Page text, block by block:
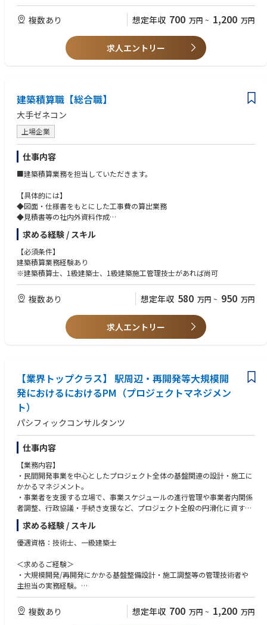
・知的財産の戦略立案
複数あり 想定年収 700 万円 ~ 1,200 万円
求人エントリー
建築積算職【総合職】
大手ゼネコン
上場企業
仕事内容
■建築積算業務を担当していただきます。
【具体的には】
◆図面・仕様書をもとにした工事費の算出業務
◆見積書等の社内外資料作成
◆協力会社との価格交渉
◆発注者、設計事務所対応
◆施工支援 等
※マンション・物流倉庫・PFI案件（給食センター・斎場等）・医療福祉
施設・ホテル等を得意としています。
求める経験 / スキル
【必須条件】
建築積算業務経験あり
※建築積算士、1級建築士、1級建築施工管理技士があれば尚可
複数あり 想定年収 580 万円 ~ 950 万円
求人エントリー
【業界トップクラス】 駅周辺・再開発等大規模開
発におけるにおけるPM（プロジェクトマネジメン
ト）
パシフィックコンサルタンツ
仕事内容
【業務内容】
・民間開発事業を中心としたプロジェクト全体の基盤関連の設計・施工に
かかるマネジメント。
・事業者を支援する立場で、事業スケジュールの進行管理や事業者内関係
者調整、行政協議・手続き支援など、プロジェクト全般の円滑化に資する
全体マネジメント。
・基盤整備工事（造成、排水、道路等）全般の設計・調整 など。
求める経験 / スキル
優遇資格：技術士、一級建築士
＜求めるご経験＞
・大規模開発/再開発にかかる基盤整備設計・施工調整等の管理技術者や
主担当の実務経験。
・大規模開発/再開発にかかる事業者を支援する立場でのプロジェクトマ
ネジメント等の実務経験。
複数あり 想定年収 700 万円 ~ 1,200 万円